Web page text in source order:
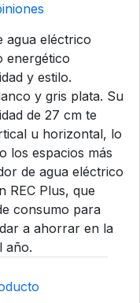
agua eléctrico
energético
y estilo.
y gris plata. Su
de 27 cm te
u horizontal, lo
los espacios más
de agua eléctrico
REC Plus, que
consumo para
a ahorrar en la
año.